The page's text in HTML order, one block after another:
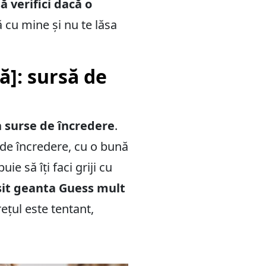
verifici dacă o
mine și nu te lăsa
sursă de
de încredere.
încredere, cu o bună
să îți faci griji cu
geanta Guess mult
este tentant,